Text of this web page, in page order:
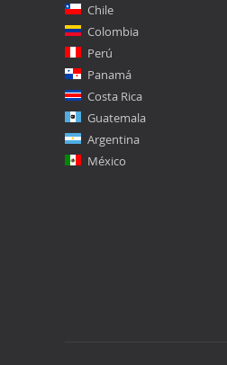
Chile
Colombia
Perú
Panamá
Costa Rica
Guatemala
Argentina
México